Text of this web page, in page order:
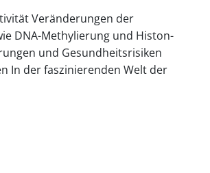
Veränderungen der
DNA-Methylierung und Histon-
und Gesundheitsrisiken
In der faszinierenden Welt der